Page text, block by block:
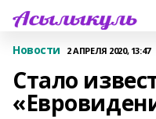
Новости 2 АПРЕЛЯ 2020, 13:47
Стало